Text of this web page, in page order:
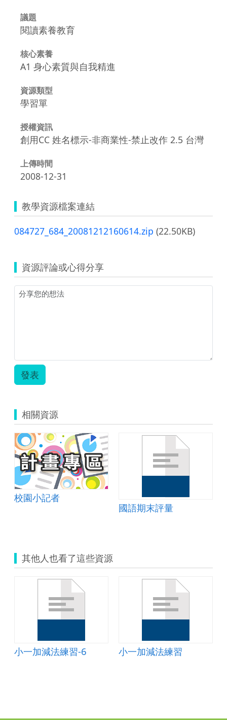
議題
閱讀素養教育
核心素養
A1 身心素質與自我精進
資源類型
學習單
授權資訊
創用CC 姓名標示-非商業性-禁止改作 2.5 台灣
上傳時間
2008-12-31
教學資源檔案連結
084727_684_20081212160614.zip (22.50KB)
資源評論或心得分享
發表
相關資源
校園小記者
國語期末評量
其他人也看了這些資源
小一加減法練習-6 小一加減法練習